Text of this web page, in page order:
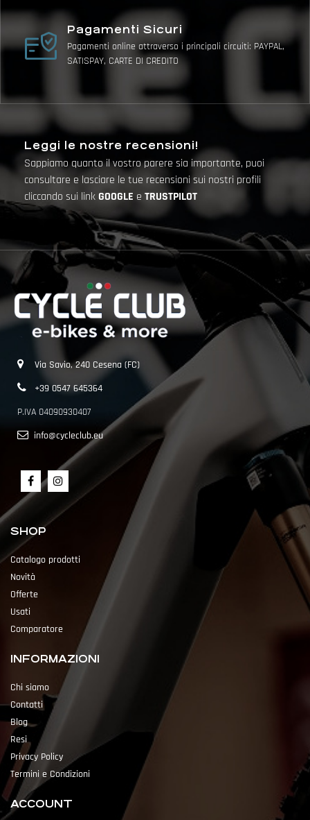
Pagamenti Sicuri
Pagamenti online attraverso i principali circuiti: PAYPAL,
SATISPAY, CARTE DI CREDITO
Leggi le nostre recensioni!
Sappiamo quanto il vostro parere sia importante, puoi
consultare e lasciare le tue recensioni sui nostri profili
cliccando sui linkGOOGLE e TRUSTPILOT
Via Savio, 240 Cesena (FC)
+39 0547 645364
P.IVA 04090930407
info@cycleclub.eu
SHOP
Catalogo prodotti
Novità
Offerte
Usati
Comparatore
INFORMAZIONI
Chi siamo
Contatti
Blog
Resi
Privacy Policy
Termini e Condizioni
ACCOUNT